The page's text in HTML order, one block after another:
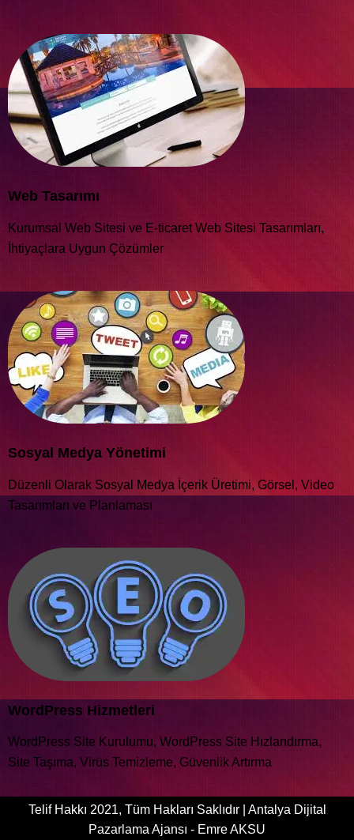
Web Tasarımı
Kurumsal Web Sitesi ve E-ticaret Web Sitesi Tasarımları,
İhtiyaçlara Uygun Çözümler
Sosyal Medya Yönetimi
Düzenli Olarak Sosyal Medya İçerik Üretimi, Görsel, Video
Tasarımları ve Planlaması
WordPress Hizmetleri
WordPress Site Kurulumu, WordPress Site Hızlandırma,
Site Taşıma, Virüs Temizleme, Güvenlik Artırma
Telif Hakkı 2021, Tüm Hakları Saklıdır | Antalya Dijital
Pazarlama Ajansı - Emre AKSU